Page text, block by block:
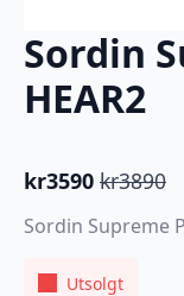
Sordin
HEAR2
kr3890
Opprinnelig
pris
var:
kr3890.
kr3590
Nåværende
pris
er:
kr3590.
Sordin Supreme
Utsolgt